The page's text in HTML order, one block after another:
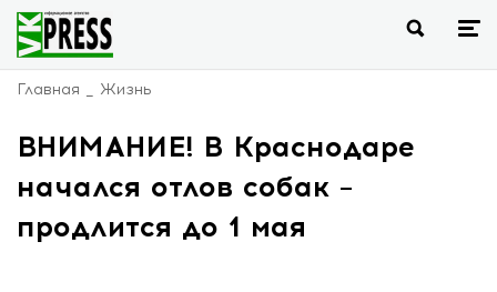
Главная Жизнь
ВНИМАНИЕ! В Краснодаре
начался отлов собак –
продлится до 1 мая